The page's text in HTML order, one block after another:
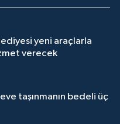
yeni araçlarla
verecek
taşınmanın bedeli üç